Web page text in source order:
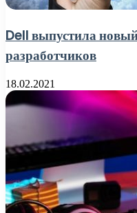
Dell выпустила
разработчиков
18.02.2021